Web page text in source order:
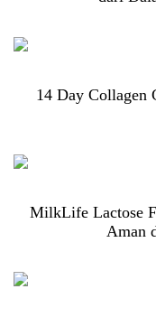
14 Day Collagen
MilkLife Lactose
Aman